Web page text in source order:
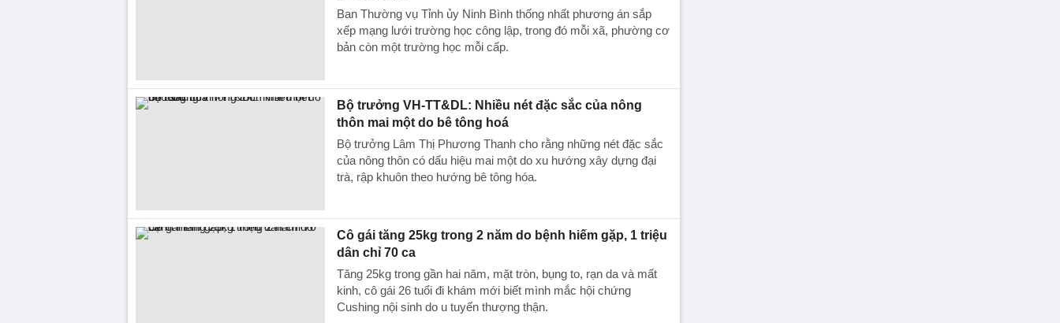
Ban Thường vụ Tỉnh ủy Ninh Bình thống nhất phương án sắp
xếp mạng lưới trường học công lập, trong đó mỗi xã, phường cơ
bản còn một trường học mỗi cấp.
Bộ trưởng VH-TT&DL: Nhiều nét đặc sắc của nông
thôn mai một do bê tông hoá
Bộ trưởng Lâm Thị Phương Thanh cho rằng những nét đặc sắc
của nông thôn có dấu hiệu mai một do xu hướng xây dựng đại
trà, rập khuôn theo hướng bê tông hóa.
Cô gái tăng 25kg trong 2 năm do bệnh hiếm gặp, 1 triệu
dân chỉ 70 ca
Tăng 25kg trong gần hai năm, mặt tròn, bụng to, rạn da và mất
kinh, cô gái 26 tuổi đi khám mới biết mình mắc hội chứng
Cushing nội sinh do u tuyến thượng thận.